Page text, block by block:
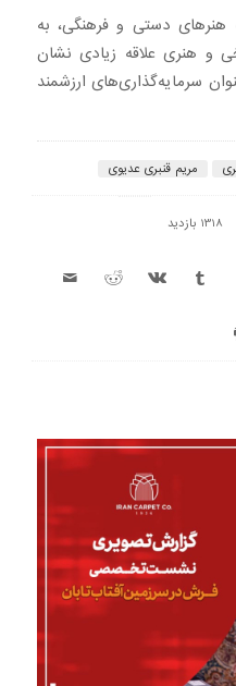
هنرهای دستی و فرهنگی، به
و هنری علاقه زیادی نشان
سرمایه‌گذاری‌های ارزشمند
مریم قنبری عدیوی
1318 بازدید